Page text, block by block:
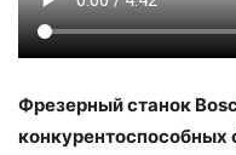
Фрезерный станок
конкурентоспособных